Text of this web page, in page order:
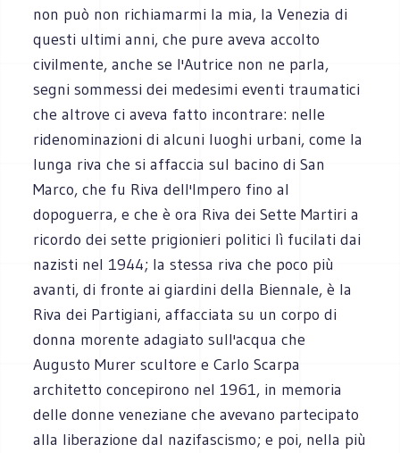
non può non richiamarmi la mia, la Venezia di
questi ultimi anni, che pure aveva accolto
civilmente, anche se l'Autrice non ne parla,
segni sommessi dei medesimi eventi traumatici
che altrove ci aveva fatto incontrare: nelle
ridenominazioni di alcuni luoghi urbani, come la
lunga riva che si affaccia sul bacino di San
Marco, che fu Riva dell'Impero fino al
dopoguerra, e che è ora Riva dei Sette Martiri a
ricordo dei sette prigionieri politici lì fucilati dai
nazisti nel 1944; la stessa riva che poco più
avanti, di fronte ai giardini della Biennale, è la
Riva dei Partigiani, affacciata su un corpo di
donna morente adagiato sull'acqua che
Augusto Murer scultore e Carlo Scarpa
architetto concepirono nel 1961, in memoria
delle donne veneziane che avevano partecipato
alla liberazione dal nazifascismo; e poi, nella più